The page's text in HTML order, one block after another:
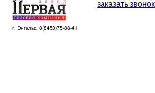
г. Энгельс, 8(8453)75-88-41
заказать звонок